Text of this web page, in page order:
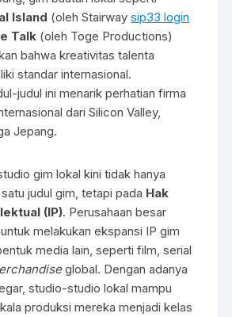
Island (oleh Stairwaysip33 login
Talk (oleh Toge Productions)
bahwa kreativitas talenta
standar internasional.
judul ini menarik perhatian firma
dari Silicon Valley,
Jepang.
gim lokal kini tidak hanya
judul gim, tetapi pada Hak
(IP). Perusahaan besar
melakukan ekspansi IP gim
media lain, seperti film, serial
global. Dengan adanya
studio-studio lokal mampu
produksi mereka menjadi kelas